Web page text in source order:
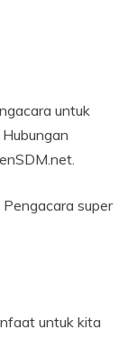
untuk
super
untuk kita